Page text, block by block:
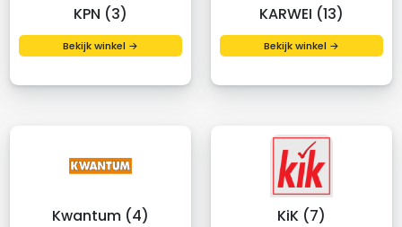
KPN (3)
Bekijk winkel →
KARWEI (13)
Bekijk winkel →
Kwantum (4) KiK (7)